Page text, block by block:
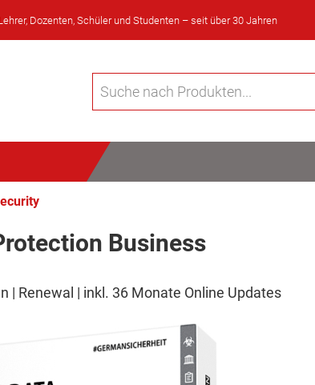
Dozenten, Schüler und Studenten – seit über 30 Jahren
Business
| Renewal | inkl. 36 Monate Online Updates